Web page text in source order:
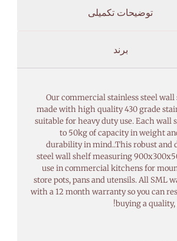
توضیحات تکمیلی
برند
Our commercial stainless steel
made with high quality 430 grade
suitable for heavy duty use. Each wall
to 50kg of capacity in weight
durability in mind..This robust and
steel wall shelf measuring
use in commercial kitchens for
store pots, pans and utensils. All SML
with a 12 month warranty so you can
buying a